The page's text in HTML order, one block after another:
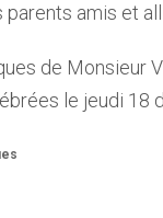
parents amis et
de Monsieur
le jeudi 18